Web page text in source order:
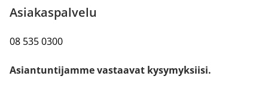
Asiakaspalvelu
08 535 0300
Asiantuntijamme vastaavat kysymyksiisi.